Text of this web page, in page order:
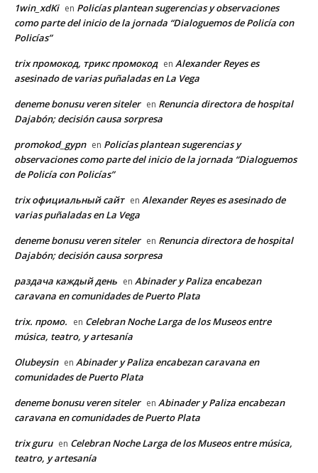
1win_xdKi en Policías plantean sugerencias y observaciones
como parte del inicio de la jornada “Dialoguemos de Policía con
Policías”
trix промокод, трикс промокод en Alexander Reyes es
asesinado de varias puñaladas en La Vega
deneme bonusu veren siteler en Renuncia directora de hospital
Dajabón; decisión causa sorpresa
promokod_gypn en Policías plantean sugerencias y
observaciones como parte del inicio de la jornada “Dialoguemos
de Policía con Policías”
trix официальный сайт en Alexander Reyes es asesinado de
varias puñaladas en La Vega
deneme bonusu veren siteler en Renuncia directora de hospital
Dajabón; decisión causa sorpresa
раздача каждый день en Abinader y Paliza encabezan
caravana en comunidades de Puerto Plata
trix. промо. en Celebran Noche Larga de los Museos entre
música, teatro, y artesanía
Olubeysin en Abinader y Paliza encabezan caravana en
comunidades de Puerto Plata
deneme bonusu veren siteler en Abinader y Paliza encabezan
caravana en comunidades de Puerto Plata
trix guru en Celebran Noche Larga de los Museos entre música,
teatro, y artesanía